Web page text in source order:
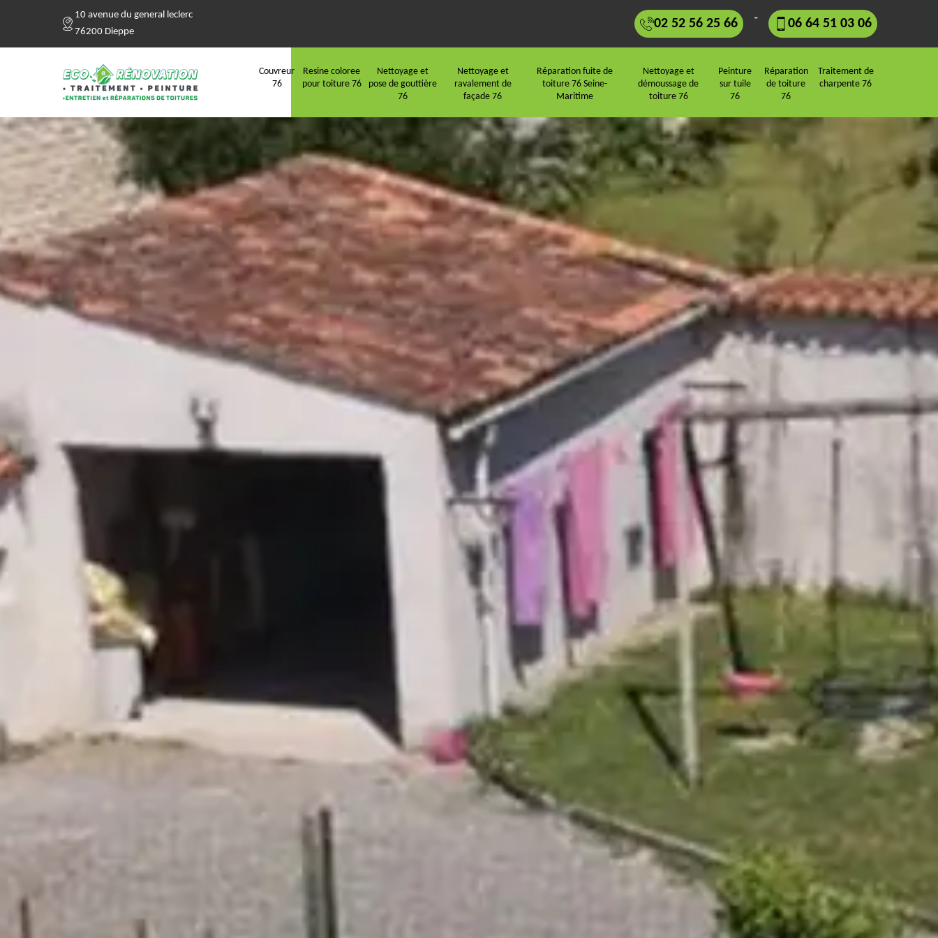
10 avenue du general leclerc
76200 Dieppe
02 52 56 25 66 - 06 64 51 03 06
Couvreur
76
Resine coloree
pour toiture 76
Nettoyage et
pose de gouttière
76
Nettoyage et
ravalement de
façade 76
Réparation fuite de
toiture 76 Seine-
Maritime
Nettoyage et
démoussage de
toiture 76
Peinture
sur tuile
76
Réparation
de toiture
76
Traitement de
charpente 76